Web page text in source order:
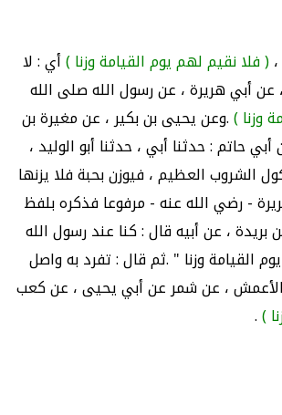
،( فلا نقيم لهم يوم القيامة وزنا )أي : لا
، عن أبي هريرة ، عن رسول الله صلى الله
وزنا ).وعن يحيى بن بكير ، عن مغيرة بن
حاتم : حدثنا أبي ، حدثنا أبو الوليد ،
الشروب العظيم ، فيوزن بحبة فلا يزنها
- رضي الله عنه - مرفوعا فذكره بلفظ
، عن أبيه قال : كنا عند رسول الله
القيامة وزنا " .ثم قال : تفرد به واصل
الأعمش ، عن شمر عن أبي يحيى ، عن كعب
)
.